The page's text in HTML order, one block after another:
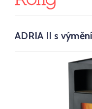
ADRIA II s